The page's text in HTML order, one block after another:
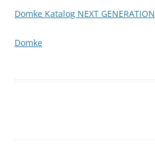
Domke Katalog NEXT GENERATION
Domke